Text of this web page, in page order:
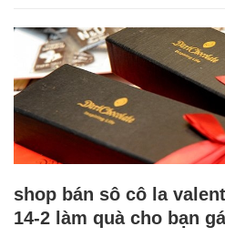
shop bán sô cô la
14-2 làm quà cho bạn